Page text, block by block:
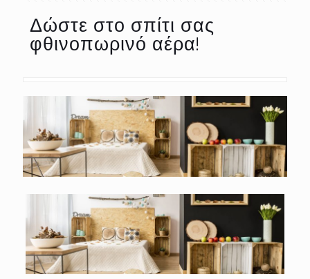
Δώστε στο σπίτι σας
φθινοπωρινό αέρα!